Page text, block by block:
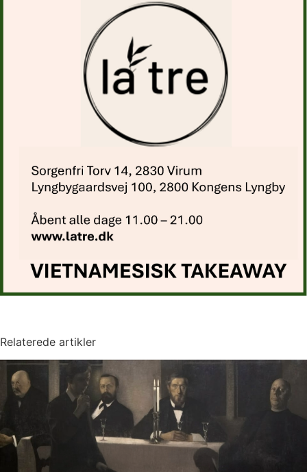
Relaterede artikler